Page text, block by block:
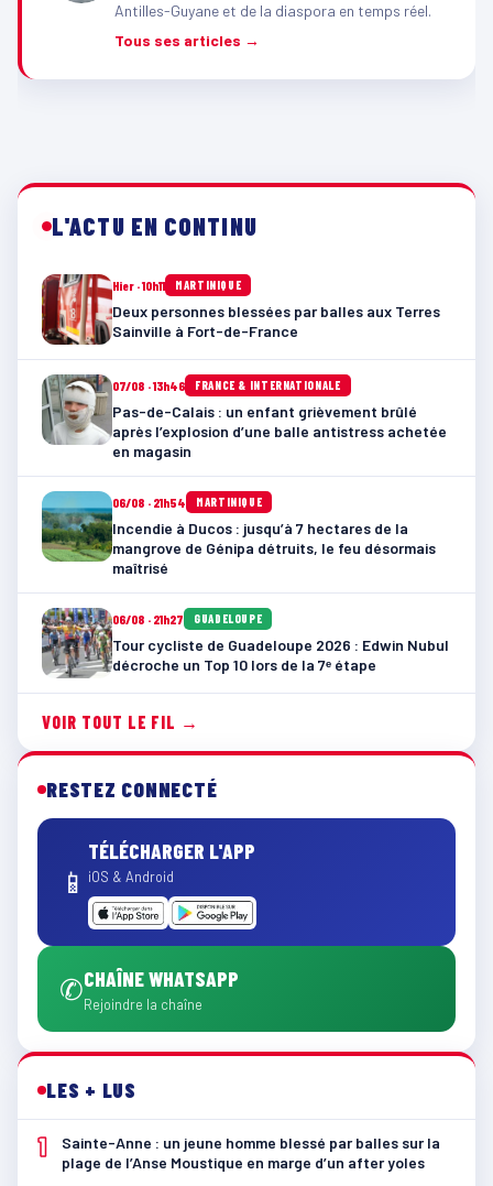
Antilles-Guyane et de la diaspora en temps réel.
Tous ses articles →
L'ACTU EN CONTINU
Hier · 10h11 MARTINIQUE
Deux personnes blessées par balles aux Terres
Sainville à Fort-de-France
07/08 · 13h46 FRANCE & INTERNATIONALE
Pas-de-Calais : un enfant grièvement brûlé
après l’explosion d’une balle antistress achetée
en magasin
06/08 · 21h54 MARTINIQUE
Incendie à Ducos : jusqu’à 7 hectares de la
mangrove de Génipa détruits, le feu désormais
maîtrisé
06/08 · 21h27 GUADELOUPE
Tour cycliste de Guadeloupe 2026 : Edwin Nubul
décroche un Top 10 lors de la 7ᵉ étape
VOIR TOUT LE FIL →
RESTEZ CONNECTÉ
📱
TÉLÉCHARGER L'APP
iOS & Android
✆CHAÎNE WHATSAPP
Rejoindre la chaîne
LES + LUS
1
Sainte-Anne : un jeune homme blessé par balles sur la
plage de l’Anse Moustique en marge d’un after yoles